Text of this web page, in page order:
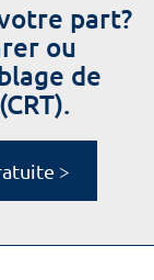
part?
ou
de
>